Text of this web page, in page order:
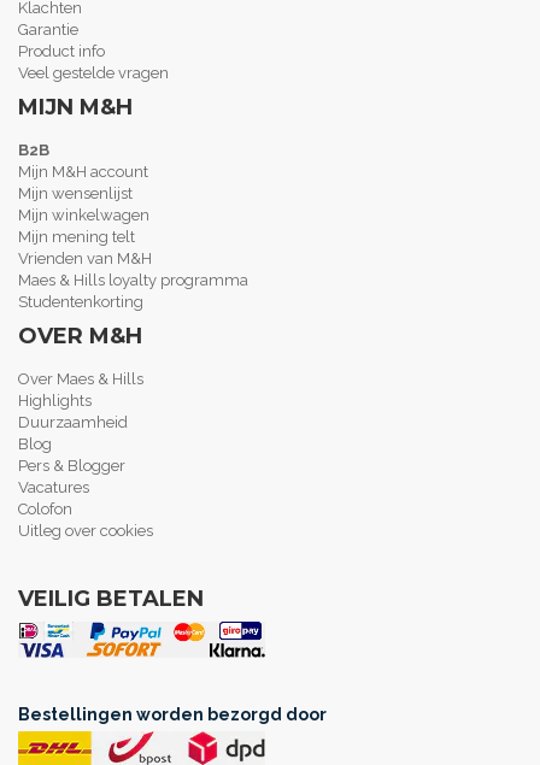
Klachten
Garantie
Product info
Veel gestelde vragen
MIJN M&H
B2B
Mijn M&H account
Mijn wensenlijst
Mijn winkelwagen
Mijn mening telt
Vrienden van M&H
Maes & Hills loyalty programma
Studentenkorting
OVER M&H
Over Maes & Hills
Highlights
Duurzaamheid
Blog
Pers & Blogger
Vacatures
Colofon
Uitleg over cookies
VEILIG BETALEN
Bestellingen worden bezorgd door